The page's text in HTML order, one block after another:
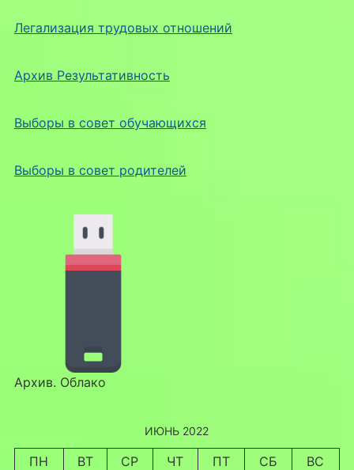
Легализация трудовых отношений
Архив Результативность
Выборы в совет обучающихся
Выборы в совет родителей
Архив. Облако
ИЮНЬ 2022
ПН ВТ СР ЧТ ПТ СБ
ВС